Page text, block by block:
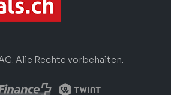
Alle Rechte vorbehalten.